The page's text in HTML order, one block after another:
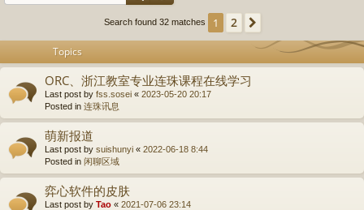
Search found 32 matches 1 2
Topics
ORC、浙江教室专业连珠课程在线学习
Last post by fss.sosei « 2023-05-20 20:17
Posted in 连珠讯息
萌新报道
Last post by suishunyi « 2022-06-18 8:44
Posted in 闲聊区域
弈心软件的皮肤
Last post by Tao « 2021-07-06 23:14